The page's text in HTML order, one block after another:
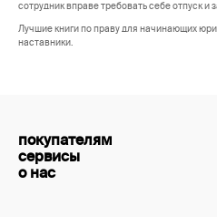
сотрудник вправе требовать себе отпуск и
Лучшие книги по праву для начинающих
наставники.
покупателям
сервисы
о нас